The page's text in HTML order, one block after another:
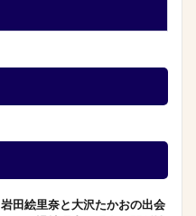
岩田絵里奈と大沢たかおの出会